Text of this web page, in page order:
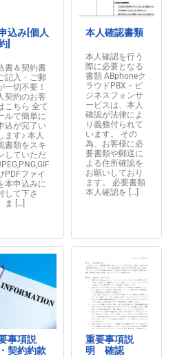
込み[個人
]
書＆契約書
記入・ご郵
一切不要！
契約のお客
こちら 全て
ルで簡単に
込が完了い
ます♪ 本人
書類をスキ
していただ
PDFファイ
本申込みに
して下さ
ま […]
本人確認書類
本人確認を行う
際に必要となる
書類 ABphoneク
ラウドPBX・ビ
ジネスフォンサ
ービスは、本人
確認が法律によ
り義務付られて
います。 その
為、お客様に必
要書類や郵送に
よる住所確認を
お願いしており
ます。 必要書類
本人確認を […]
事項説
契約約款
重要事項説
明 確認